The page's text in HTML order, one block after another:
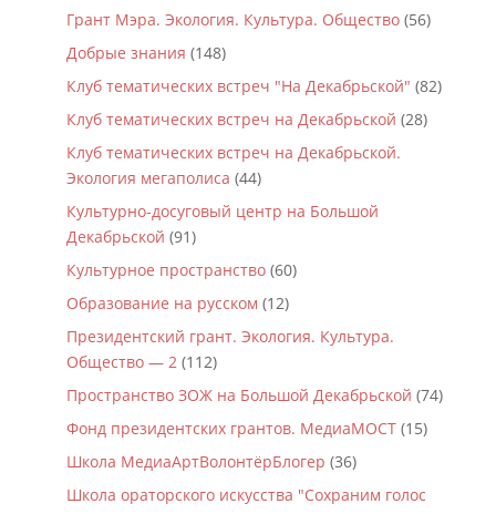
Грант Мэра. Экология. Культура. Общество(56)
Добрые знания (148)
Клуб тематических встреч "На Декабрьской" (82)
Клуб тематических встреч на Декабрьской (28)
Клуб тематических встреч на Декабрьской.
Экология мегаполиса (44)
Культурно-досуговый центр на Большой
Декабрьской (91)
Культурное пространство(60)
Образование на русском (12)
Президентский грант. Экология. Культура.
Общество — 2(112)
Пространство ЗОЖ на Большой Декабрьской (74)
Фонд президентских грантов. МедиаМОСТ(15)
Школа МедиаАртВолонтёрБлогер (36)
Школа ораторского искусства "Сохраним голос